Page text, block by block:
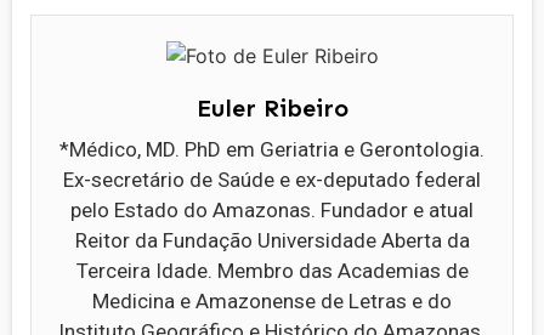
Euler Ribeiro
*Médico, MD. PhD em Geriatria e Gerontologia.
Ex-secretário de Saúde e ex-deputado federal
pelo Estado do Amazonas. Fundador e atual
Reitor da Fundação Universidade Aberta da
Terceira Idade. Membro das Academias de
Medicina e Amazonense de Letras e do